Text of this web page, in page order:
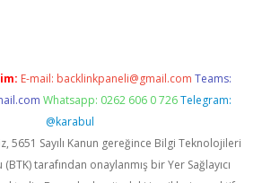
E-mail: backlinkpaneli@gmail.com Teams:
Whatsapp: 0262 606 0 726 Telegram:
@karabul
5651 Sayılı Kanun gereğince Bilgi Teknolojileri
tarafından onaylanmış bir Yer Sağlayıcı